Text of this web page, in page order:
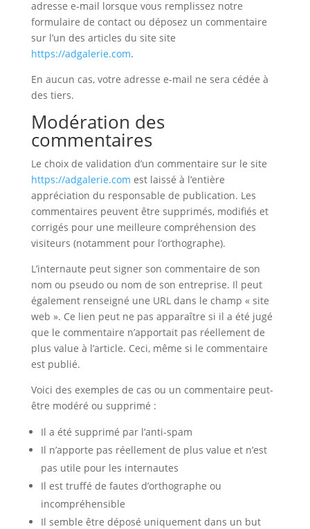
adresse e-mail lorsque vous remplissez notre
formulaire de contact ou déposez un commentaire
sur l’un des articles du site site
https://adgalerie.com.
En aucun cas, votre adresse e-mail ne sera cédée à
des tiers.
Modération des
commentaires
Le choix de validation d’un commentaire sur le site
https://adgalerie.com est laissé à l’entière
appréciation du responsable de publication. Les
commentaires peuvent être supprimés, modifiés et
corrigés pour une meilleure compréhension des
visiteurs (notamment pour l’orthographe).
L’internaute peut signer son commentaire de son
nom ou pseudo ou nom de son entreprise. Il peut
également renseigné une URL dans le champ « site
web ». Ce lien peut ne pas apparaître si il a été jugé
que le commentaire n’apportait pas réellement de
plus value à l’article. Ceci, même si le commentaire
est publié.
Voici des exemples de cas ou un commentaire peut-
être modéré ou supprimé :
Il a été supprimé par l’anti-spam
Il n’apporte pas réellement de plus value et n’est
pas utile pour les internautes
Il est truffé de fautes d’orthographe ou
incompréhensible
Il semble être déposé uniquement dans un but